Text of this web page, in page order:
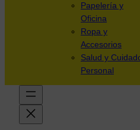
Papelería y
Oficina
Ropa y
Accesorios
Salud y
Personal